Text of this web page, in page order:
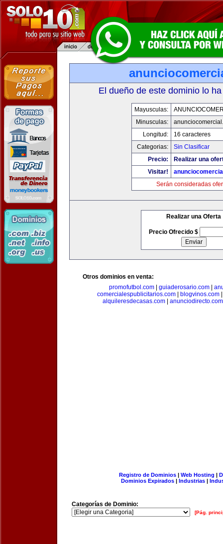
El dueño de este dominio lo
Mayusculas:
Minusculas:
Longitud:
16 caracteres
Categorias:
Sin Clasificar
Precio:
Realizar una
Visitar!
Serán consideradas
Realizar una Oferta
Precio Ofrecido $
Otros dominios en venta:
promofutbol.com
guiaderosario.com
comercialespublicitarios.com| blogvinos.com
alquileresdecasas.com| anunciodirecto.com
Registro de Dominios| Web Hosting |
Dominios Expirados | Industrias |
Categorías de Dominio:
[Pág.